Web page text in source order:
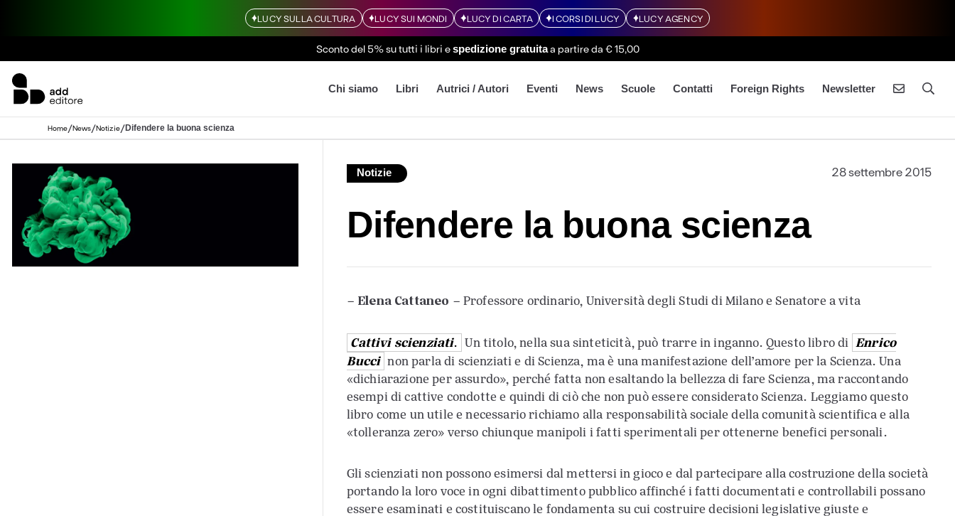
LUCY SULLA CULTURA LUCY SUI MONDI LUCY DI CARTA I CORSI DI LUCY LUCY AGENCY
Sconto del 5% su tutti i libri espedizione gratuitaa partire da € 15,00
Chi siamo Libri Autrici / Autori Eventi News Scuole Contatti Foreign Rights Newsletter
Home/News/Notizie/Difendere la buona scienza
Notizie 28 settembre 2015
Difendere la buona scienza
– Elena Cattaneo – Professore ordinario, Università degli Studi di Milano e Senatore a vita
Cattivi scienziati. Un titolo, nella sua sinteticità, può trarre in inganno. Questo libro di Enrico
Bucci non parla di scienziati e di Scienza, ma è una manifestazione dell’amore per la Scienza. Una
«dichiarazione per assurdo», perché fatta non esaltando la bellezza di fare Scienza, ma raccontando
esempi di cattive condotte e quindi di ciò che non può essere considerato Scienza. Leggiamo questo
libro come un utile e necessario richiamo alla responsabilità sociale della comunità scientifica e alla
«tolleranza zero» verso chiunque manipoli i fatti sperimentali per ottenerne benefici personali.
Gli scienziati non possono esimersi dal mettersi in gioco e dal partecipare alla costruzione della società
portando la loro voce in ogni dibattimento pubblico affinché i fatti documentati e controllabili possano
essere esaminati e costituiscano le fondamenta su cui costruire decisioni legislative giuste e